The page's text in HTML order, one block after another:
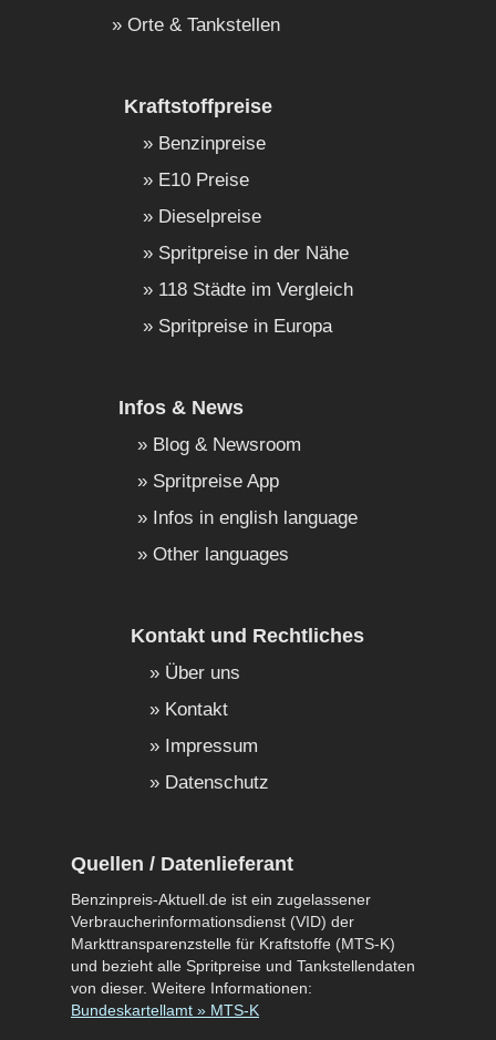
Orte & Tankstellen
Kraftstoffpreise
Benzinpreise
E10 Preise
Dieselpreise
Spritpreise in der Nähe
118 Städte im Vergleich
Spritpreise in Europa
Infos & News
Blog & Newsroom
Spritpreise App
Infos in english language
Other languages
Kontakt und Rechtliches
Über uns
Kontakt
Impressum
Datenschutz
Quellen / Datenlieferant
Benzinpreis-Aktuell.de ist ein zugelassener
Verbraucherinformationsdienst (VID) der
Markttransparenzstelle für Kraftstoffe (MTS-K)
und bezieht alle Spritpreise und Tankstellendaten
von dieser. Weitere Informationen:
Bundeskartellamt » MTS-K